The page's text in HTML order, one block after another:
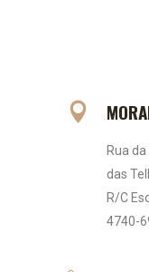
Rua
das
R/C
4740-